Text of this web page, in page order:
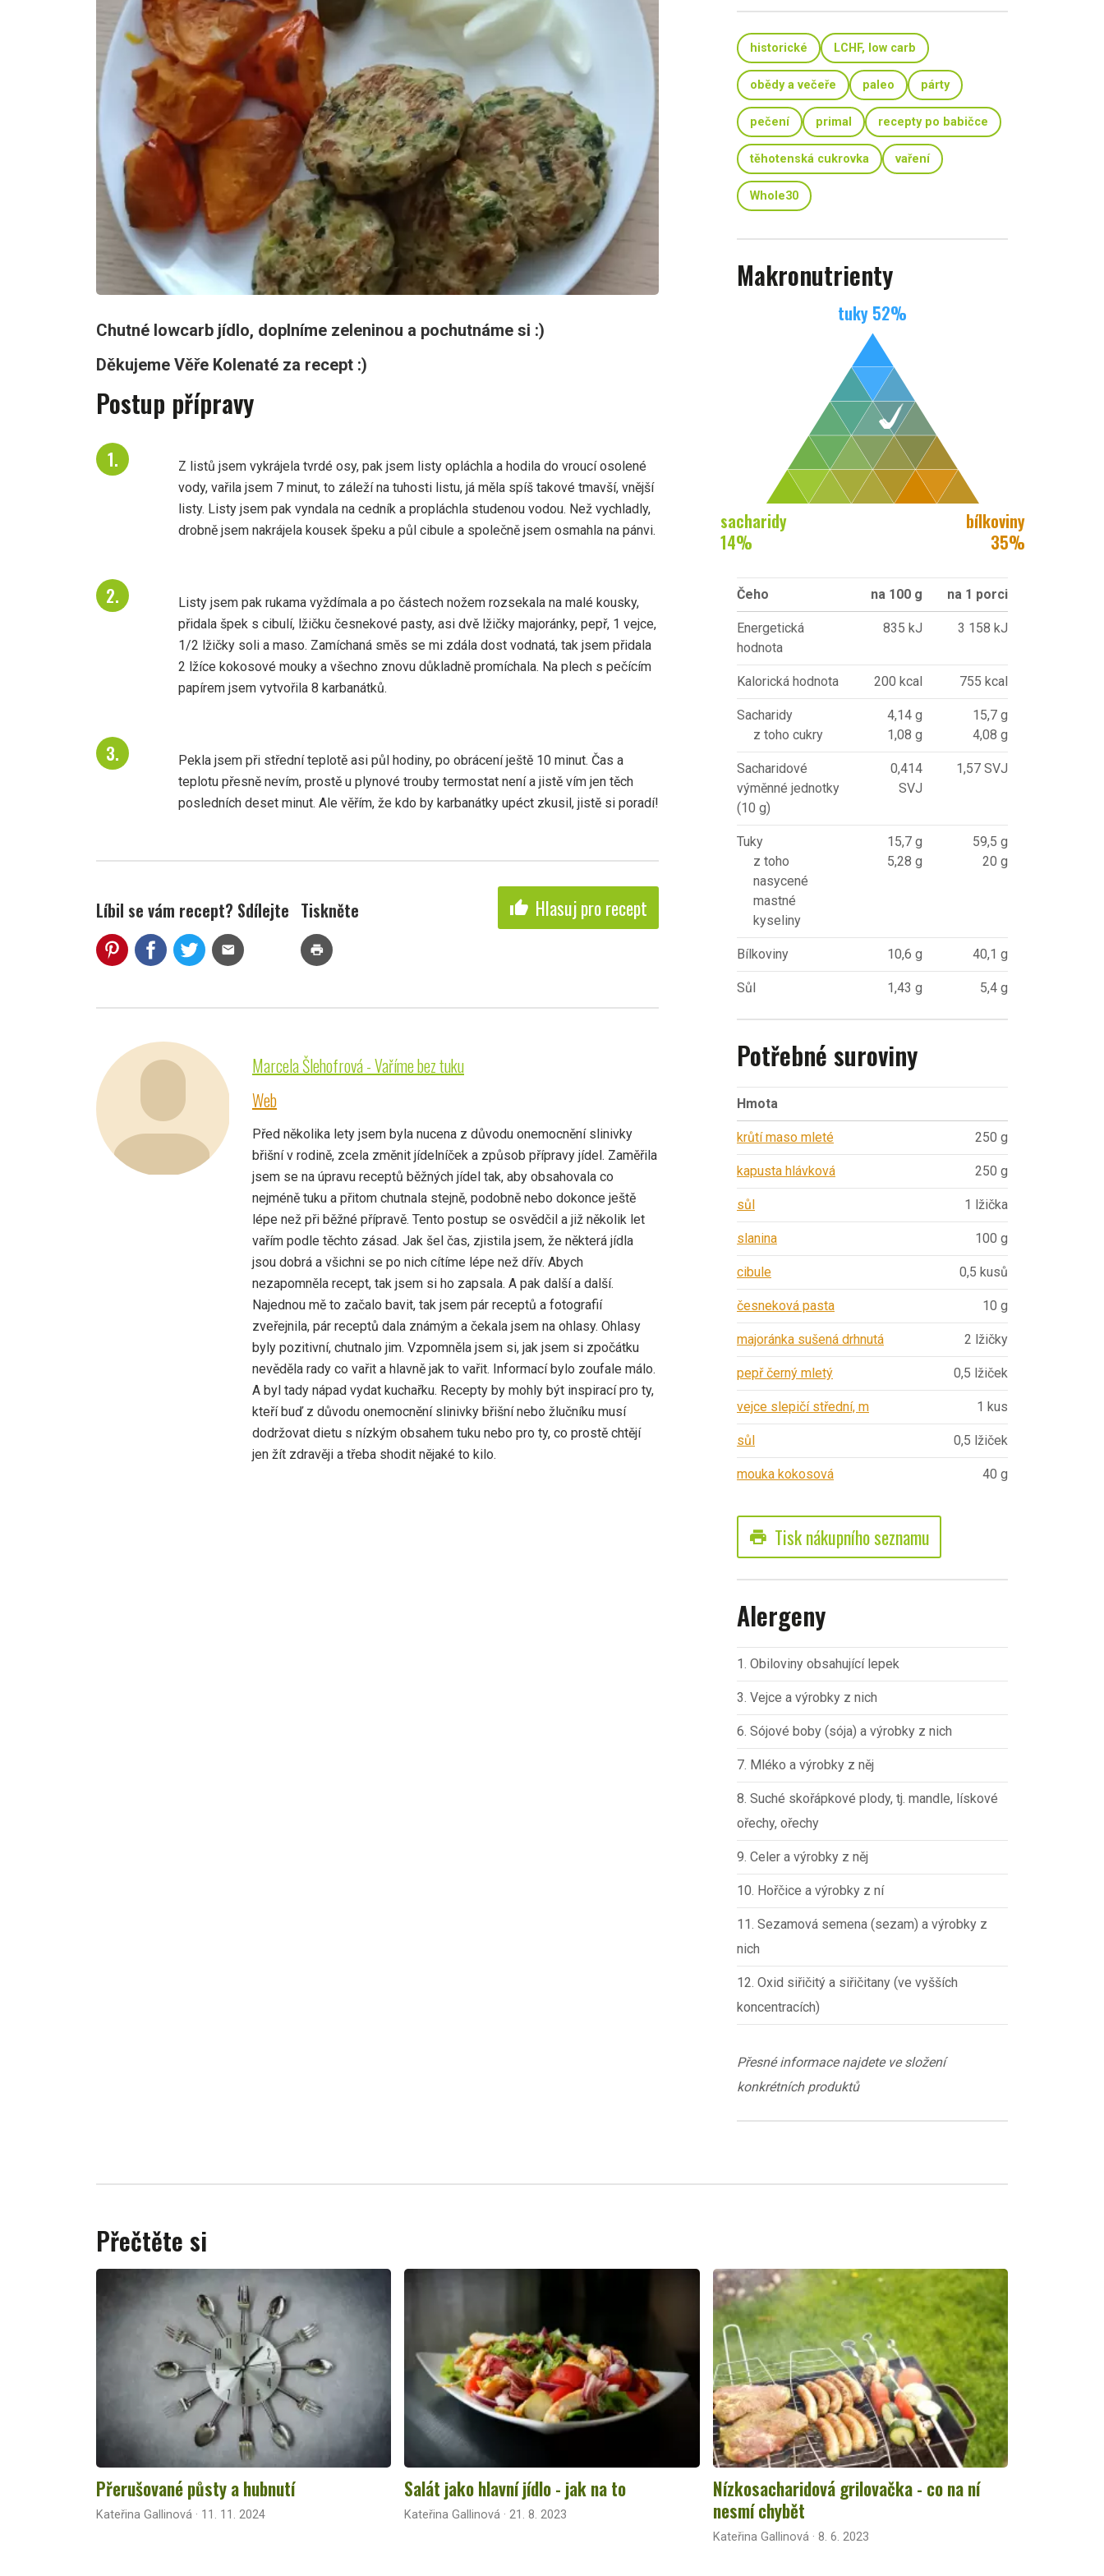
Chutné lowcarb jídlo, doplníme zeleninou a pochutnáme si :)
Děkujeme Věře Kolenaté za recept :)
Postup přípravy
Z listů jsem vykrájela tvrdé osy, pak jsem listy opláchla a hodila do vroucí osolené
vody, vařila jsem 7 minut, to záleží na tuhosti listu, já měla spíš takové tmavší, vnější
listy. Listy jsem pak vyndala na cedník a propláchla studenou vodou. Než vychladly,
drobně jsem nakrájela kousek špeku a půl cibule a společně jsem osmahla na pánvi.
Listy jsem pak rukama vyždímala a po částech nožem rozsekala na malé kousky,
přidala špek s cibulí, lžičku česnekové pasty, asi dvě lžičky majoránky, pepř, 1 vejce,
1/2 lžičky soli a maso. Zamíchaná směs se mi zdála dost vodnatá, tak jsem přidala
2 lžíce kokosové mouky a všechno znovu důkladně promíchala. Na plech s pečícím
papírem jsem vytvořila 8 karbanátků.
Pekla jsem při střední teplotě asi půl hodiny, po obrácení ještě 10 minut. Čas a
teplotu přesně nevím, prostě u plynové trouby termostat není a jistě vím jen těch
posledních deset minut. Ale věřím, že kdo by karbanátky upéct zkusil, jistě si poradí!
Líbil se vám recept? Sdílejte
mail
Tiskněte
print
thumb_up Hlasuj pro recept
Marcela Šlehofrová - Vaříme bez tuku
Web
Před několika lety jsem byla nucena z důvodu onemocnění slinivky
břišní v rodině, zcela změnit jídelníček a způsob přípravy jídel. Zaměřila
jsem se na úpravu receptů běžných jídel tak, aby obsahovala co
nejméně tuku a přitom chutnala stejně, podobně nebo dokonce ještě
lépe než při běžné přípravě. Tento postup se osvědčil a již několik let
vařím podle těchto zásad. Jak šel čas, zjistila jsem, že některá jídla
jsou dobrá a všichni se po nich cítíme lépe než dřív. Abych
nezapomněla recept, tak jsem si ho zapsala. A pak další a další.
Najednou mě to začalo bavit, tak jsem pár receptů a fotografií
zveřejnila, pár receptů dala známým a čekala jsem na ohlasy. Ohlasy
byly pozitivní, chutnalo jim. Vzpomněla jsem si, jak jsem si zpočátku
nevěděla rady co vařit a hlavně jak to vařit. Informací bylo zoufale málo.
A byl tady nápad vydat kuchařku. Recepty by mohly být inspirací pro ty,
kteří buď z důvodu onemocnění slinivky břišní nebo žlučníku musí
dodržovat dietu s nízkým obsahem tuku nebo pro ty, co prostě chtějí
jen žít zdravěji a třeba shodit nějaké to kilo.
historické LCHF, low carb
obědy a večeře paleo párty
pečení primal recepty po babičce
těhotenská cukrovka vaření
Whole30
Makronutrienty
tuky 52%
sacharidy
14%
bílkoviny
35%
Čeho na 100 g na 1 porci
Energetická
hodnota
835 kJ 3 158 kJ
Kalorická hodnota 200 kcal 755 kcal
Sacharidy
z toho cukry
4,14 g
1,08 g
15,7 g
4,08 g
Sacharidové
výměnné jednotky
(10 g)
0,414
SVJ
1,57 SVJ
Tuky
z toho
nasycené
mastné
kyseliny
15,7 g
5,28 g
59,5 g
20 g
Bílkoviny 10,6 g 40,1 g
Sůl 1,43 g 5,4 g
Potřebné suroviny
Hmota
krůtí maso mleté 250 g
kapusta hlávková 250 g
sůl 1 lžička
slanina 100 g
cibule 0,5 kusů
česneková pasta 10 g
majoránka sušená drhnutá 2 lžičky
pepř černý mletý 0,5 lžiček
vejce slepičí střední, m 1 kus
sůl 0,5 lžiček
mouka kokosová 40 g
print Tisk nákupního seznamu
Alergeny
1. Obiloviny obsahující lepek
3. Vejce a výrobky z nich
6. Sójové boby (sója) a výrobky z nich
7. Mléko a výrobky z něj
8. Suché skořápkové plody, tj. mandle, lískové
ořechy, ořechy
9. Celer a výrobky z něj
10. Hořčice a výrobky z ní
11. Sezamová semena (sezam) a výrobky z
nich
12. Oxid siřičitý a siřičitany (ve vyšších
koncentracích)
Přesné informace najdete ve složení
konkrétních produktů
Přečtěte si
Přerušované půsty a hubnutí
Kateřina Gallinová · 11. 11. 2024
Salát jako hlavní jídlo - jak na to
Kateřina Gallinová · 21. 8. 2023
Nízkosacharidová grilovačka - co na ní
nesmí chybět
Kateřina Gallinová · 8. 6. 2023